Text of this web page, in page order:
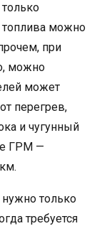
топлива можно
при
можно
может
перегрев,
и чугунный
ГРМ —
нужно только
требуется